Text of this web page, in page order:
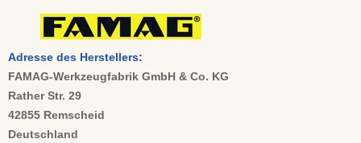
Adresse des Herstellers:
FAMAG-Werkzeugfabrik GmbH & Co. KG
Rather Str. 29
42855 Remscheid
Deutschland